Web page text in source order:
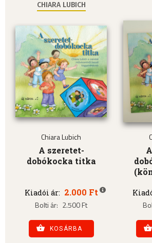
CHIARA LUBICH
Chiara Lubich
A szeretet-
dobókocka titka
Kiadói ár: 2.000 Ft
Bolti ár: 2.500 Ft
KOSÁRBA